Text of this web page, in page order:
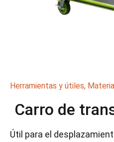
Herramientas y útiles,
Carro de
Útil para el